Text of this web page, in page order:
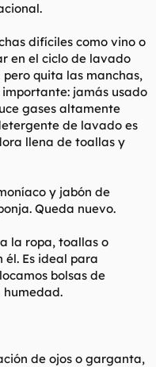
difíciles como vino o
en el ciclo de lavado
quita las manchas,
jamás usado
gases altamente
de lavado es
llena de toallas y
y jabón de
Queda nuevo.
la ropa, toallas o
él. Es ideal para
bolsas de
humedad.
de ojos o garganta,